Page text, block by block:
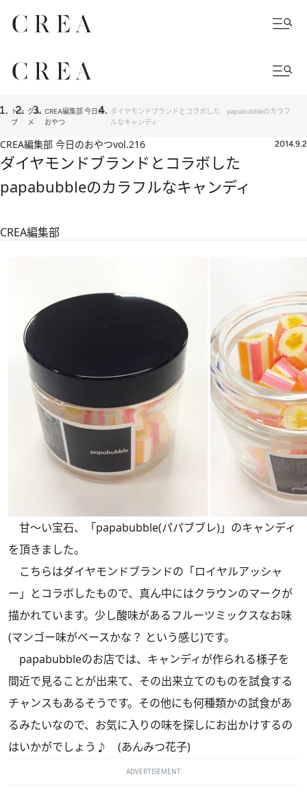
トッ
プ
グル
メ
CREA編集部 今日の
おやつ
ダイヤモンドブランドとコラボした papabubbleのカラフ
ルなキャンディ
CREA編集部 今日のおやつvol.216 2014.9.2
ダイヤモンドブランドとコラボした
papabubbleのカラフルなキャンディ
CREA編集部
甘～い宝石、「papabubble(パパブブレ)」のキャンディ
を頂きました。
こちらはダイヤモンドブランドの「ロイヤルアッシャ
ー」とコラボしたもので、真ん中にはクラウンのマークが
描かれています。少し酸味があるフルーツミックスなお味
(マンゴー味がベースかな？ という感じ)です。
papabubbleのお店では、キャンディが作られる様子を
間近で見ることが出来て、その出来立てのものを試食する
チャンスもあるそうです。その他にも何種類かの試食があ
るみたいなので、お気に入りの味を探しにお出かけするの
はいかがでしょう♪ (あんみつ花子)
ADVERTISEMENT